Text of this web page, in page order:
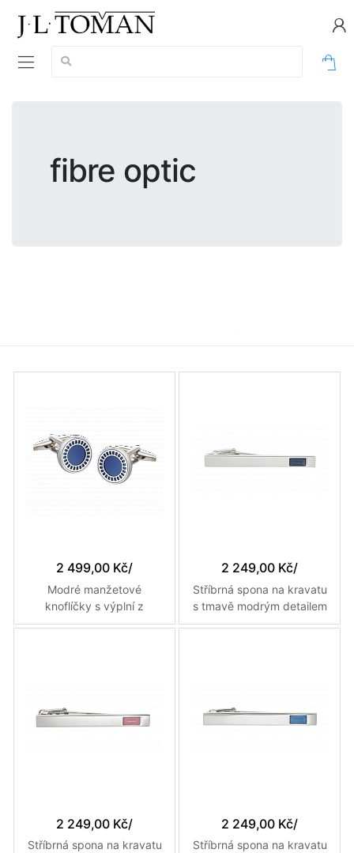
Vyhledávání:
fibre optic
2 499,00 Kč/
Modré manžetové
knoflíčky s výplní z
umělého laspisu a
2 249,00 Kč/
Stříbrná spona na kravatu
s tmavě modrým detailem
v délce 55 mm
2 249,00 Kč/
Stříbrná spona na kravatu
2 249,00 Kč/
Stříbrná spona na kravatu